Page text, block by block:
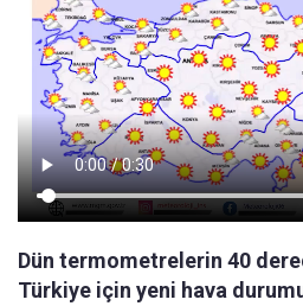
Dün termometrelerin 40
Türkiye için yeni hava